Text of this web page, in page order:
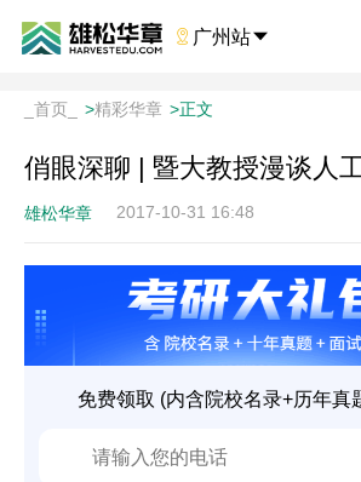
 广州站
_首页_ >精彩华章 >正文
俏眼深聊 | 暨大教授漫谈人
雄松华章 2017-10-31 16:48
免费领取 (内含院校名录+历年真